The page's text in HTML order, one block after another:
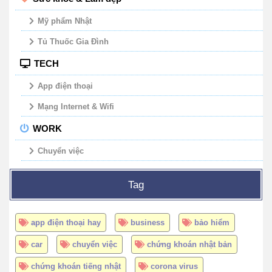
Mỹ phẩm Nhật
Tủ Thuốc Gia Đình
TECH
App điện thoại
Mạng Internet & Wifi
WORK
Chuyển việc
Tag
app điện thoại hay business bảo hiểm
car chuyển việc chứng khoán nhật bản
chứng khoán tiếng nhật corona virus